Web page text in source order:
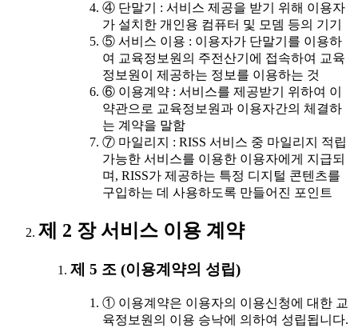
④ 단말기 : 서비스 제공을 받기 위해 이용자
가 설치한 개인용 컴퓨터 및 모뎀 등의 기기
⑤ 서비스 이용 : 이용자가 단말기를 이용하
여 교육정보원의 주전산기에 접속하여 교육
정보원이 제공하는 정보를 이용하는 것
⑥ 이용계약 : 서비스를 제공받기 위하여 이
약관으로 교육정보원과 이용자간의 체결하
는 계약을 말함
⑦ 마일리지 : RISS 서비스 중 마일리지 적립
가능한 서비스를 이용한 이용자에게 지급되
며, RISS가 제공하는 특정 디지털 콘텐츠를
구입하는 데 사용하도록 만들어진 포인트
제 2 장 서비스 이용 계약
제 5 조 (이용계약의 성립)
① 이용계약은 이용자의 이용신청에 대한 교
육정보원의 이용 승낙에 의하여 성립됩니다.